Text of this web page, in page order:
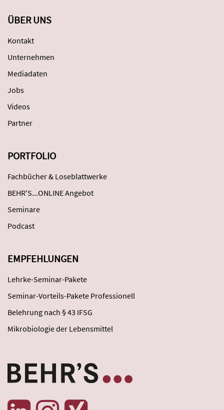
ÜBER UNS
Kontakt
Unternehmen
Mediadaten
Jobs
Videos
Partner
PORTFOLIO
Fachbücher & Loseblattwerke
BEHR'S...ONLINE Angebot
Seminare
Podcast
EMPFEHLUNGEN
Lehrke-Seminar-Pakete
Seminar-Vorteils-Pakete Professionell
Belehrung nach § 43 IFSG
Mikrobiologie der Lebensmittel